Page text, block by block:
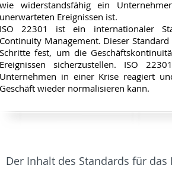
wie widerstandsfähig ein
unerwarteten Ereignissen ist.
ISO 22301 ist ein internationaler
Continuity Management. Dieser
Schritte fest, um die
Ereignissen sicherzustellen. ISO
Unternehmen in einer Krise reagiert
Geschäft wieder normalisieren kann.
Der Inhalt des Standards für